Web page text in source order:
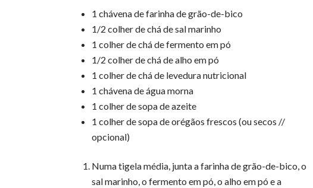
1 chávena de farinha de grão-de-bico
1/2 colher de chá de sal marinho
1 colher de chá de fermento em pó
1/2 colher de chá de alho em pó
1 colher de chá de levedura nutricional
1 chávena de água morna
1 colher de sopa de azeite
1 colher de sopa de orégãos frescos (ou secos //
opcional)
Numa tigela média, junta a farinha de grão-de-bico, o
sal marinho, o fermento em pó, o alho em pó e a